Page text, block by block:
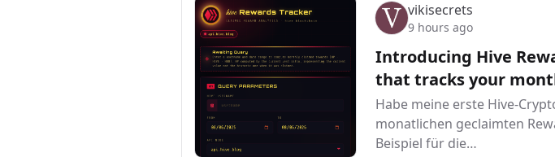
vikisecrets
9 hours ago
Introducing Hive
that tracks your
Habe meine erste Hive-
monatlichen geclaimten
Beispiel für die…